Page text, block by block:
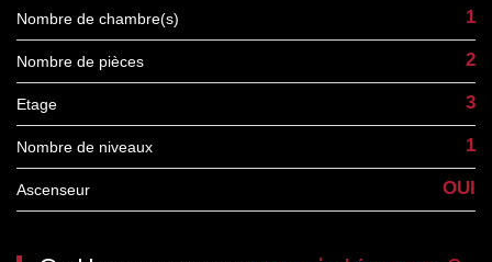
Nombre de chambre(s) 1
Nombre de pièces 2
Etage 3
Nombre de niveaux 1
Ascenseur OUI